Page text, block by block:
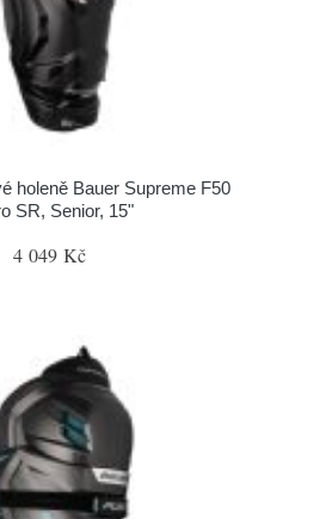
holeně Bauer Supreme F50
SR, Senior, 15"
4 049 Kč